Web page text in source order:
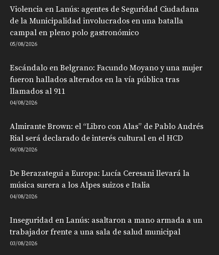
Violencia en Lanús: agentes de Seguridad Ciudadana
de la Municipalidad involucrados en una batalla
campal en pleno polo gastronómico
05/08/2026
Escándalo en Belgrano: Facundo Moyano y una mujer
fueron hallados alterados en la vía pública tras
llamados al 911
04/08/2026
Almirante Brown: el “Libro con Alas” de Pablo Andrés
Rial será declarado de interés cultural en el HCD
06/08/2026
De Berazategui a Europa: Lucía Ceresani llevará la
música surera a los Alpes suizos e Italia
04/08/2026
Inseguridad en Lanús: asaltaron a mano armada a un
trabajador frente a una sala de salud municipal
03/08/2026